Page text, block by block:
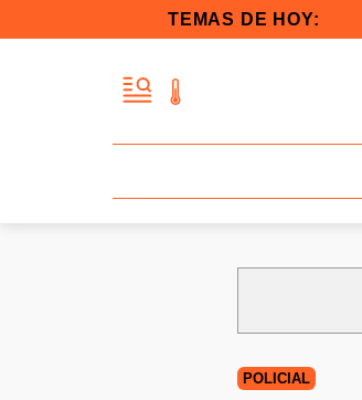
TEMAS DE HOY:
POLICIAL